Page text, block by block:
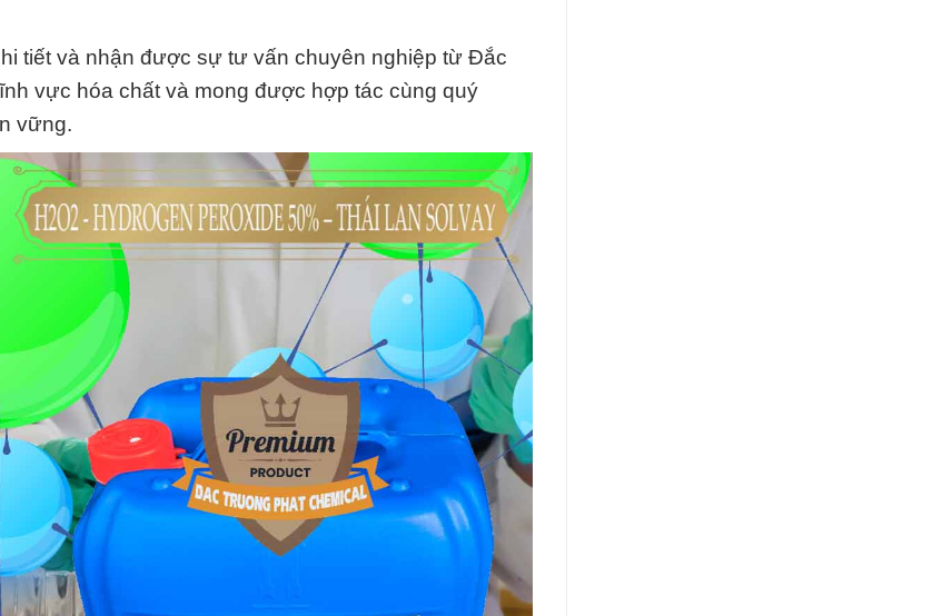
tiết và nhận được sự tư vấn chuyên nghiệp từ Đắc
vực hóa chất và mong được hợp tác cùng quý
vững.